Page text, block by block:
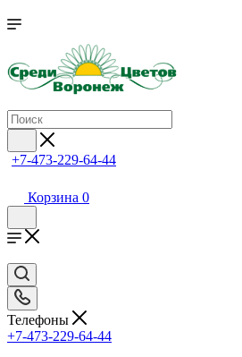
+7-473-229-64-44
Корзина 0
Телефоны
+7-473-229-64-44